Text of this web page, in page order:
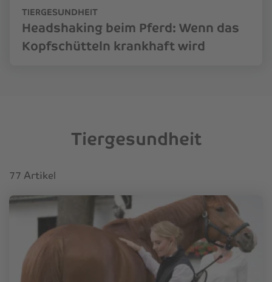
TIERGESUNDHEIT
Headshaking beim Pferd: Wenn das
Kopfschütteln krankhaft wird
Tiergesundheit
77 Artikel